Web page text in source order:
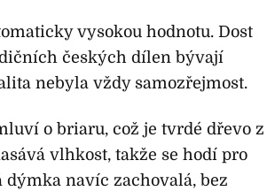
vysokou hodnotu. Dost
českých dílen bývají
nebyla vždy samozřejmost.
o briaru, což je tvrdé dřevo z
vlhkost, takže se hodí pro
dýmka navíc zachovalá, bez